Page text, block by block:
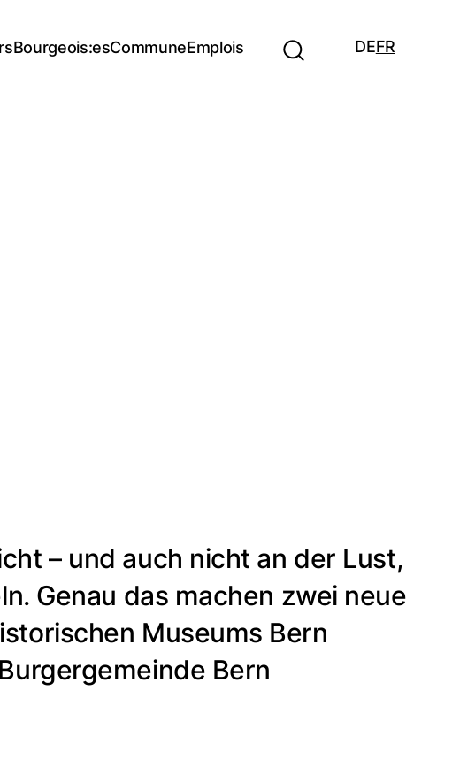
Bourgeois:esCommuneEmplois DEFR
– und auch nicht an der Lust,
Genau das machen zwei neue
Museums Bern
Bern